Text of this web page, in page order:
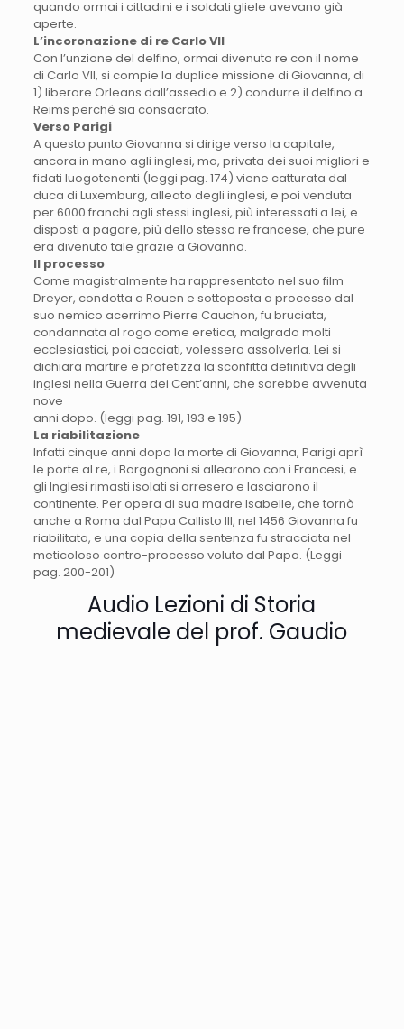
quando ormai i cittadini e i soldati gliele avevano già
aperte.
L’incoronazione di re Carlo VII
Con l’unzione del delfino, ormai divenuto re con il nome
di Carlo VII, si compie la duplice missione di Giovanna, di
1) liberare Orleans dall’assedio e 2) condurre il delfino a
Reims perché sia consacrato.
Verso Parigi
A questo punto Giovanna si dirige verso la capitale,
ancora in mano agli inglesi, ma, privata dei suoi migliori e
fidati luogotenenti (leggi pag. 174) viene catturata dal
duca di Luxemburg, alleato degli inglesi, e poi venduta
per 6000 franchi agli stessi inglesi, più interessati a lei, e
disposti a pagare, più dello stesso re francese, che pure
era divenuto tale grazie a Giovanna.
Il processo
Come magistralmente ha rappresentato nel suo film
Dreyer, condotta a Rouen e sottoposta a processo dal
suo nemico acerrimo Pierre Cauchon, fu bruciata,
condannata al rogo come eretica, malgrado molti
ecclesiastici, poi cacciati, volessero assolverla. Lei si
dichiara martire e profetizza la sconfitta definitiva degli
inglesi nella Guerra dei Cent’anni, che sarebbe avvenuta
nove
anni dopo. (leggi pag. 191, 193 e 195)
La riabilitazione
Infatti cinque anni dopo la morte di Giovanna, Parigi aprì
le porte al re, i Borgognoni si allearono con i Francesi, e
gli Inglesi rimasti isolati si arresero e lasciarono il
continente. Per opera di sua madre Isabelle, che tornò
anche a Roma dal Papa Callisto III, nel 1456 Giovanna fu
riabilitata, e una copia della sentenza fu stracciata nel
meticoloso contro-processo voluto dal Papa. (Leggi
pag. 200-201)
Audio Lezioni di Storia
medievale del prof. Gaudio